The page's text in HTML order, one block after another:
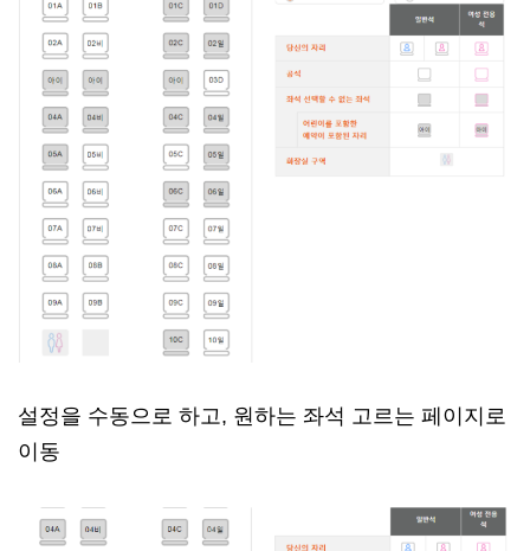
설정을 수동으로 하고, 원하는 좌석 고르는 페이지로
이동